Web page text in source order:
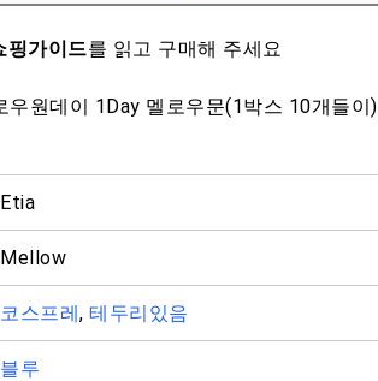
핑가이드를 읽고 구매해 주세요
원데이 1Day 멜로우문(1박스 10개들이)
Etia
Mellow
코스프레, 테두리있음
블루